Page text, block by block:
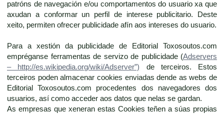
patróns de navegación e/ou comportamentos do usuario xa que
axudan a conformar un perfil de interese publicitario. Deste
xeito, permiten ofrecer publicidade afín aos intereses do usuario.
Para a xestión da publicidade de Editorial Toxosoutos.com
empréganse ferramentas de servizo de publicidade (Adservers
– http://es.wikipedia.org/wiki/Adserver”) de terceiros. Estos
terceiros poden almacenar cookies enviadas dende as webs de
Editorial Toxosoutos.com procedentes dos navegadores dos
usuarios, así como acceder aos datos que nelas se gardan.
As empresas que xeneran estas Cookies teñen a súas propias